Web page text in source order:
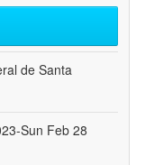
de Santa
Sun Feb 28